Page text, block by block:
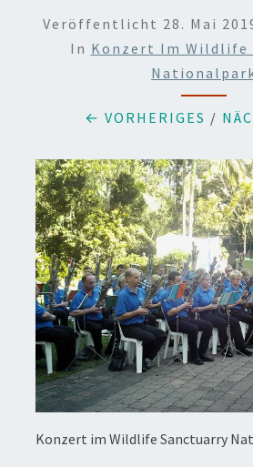
Veröffentlicht 28. Mai
In Konzert Im Wildlife
← VORHERIGES /
Konzert im Wildlife Sanctuarry